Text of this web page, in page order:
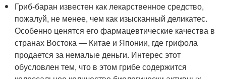
Гриб-баран известен как лекарственное средство,
пожалуй, не менее, чем как изысканный деликатес.
Особенно ценятся его фармацевтические качества в
странах Востока — Китае и Японии, где грифола
продается за немалые деньги. Интерес этот
обусловлен тем, что в этом грибе содержится